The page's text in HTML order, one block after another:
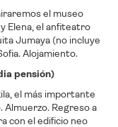
el museo
Elena, el anfiteatro
Jumaya (no incluye
Alojamiento.
pensión)
el más importante
Almuerzo. Regreso a
con el edificio neo